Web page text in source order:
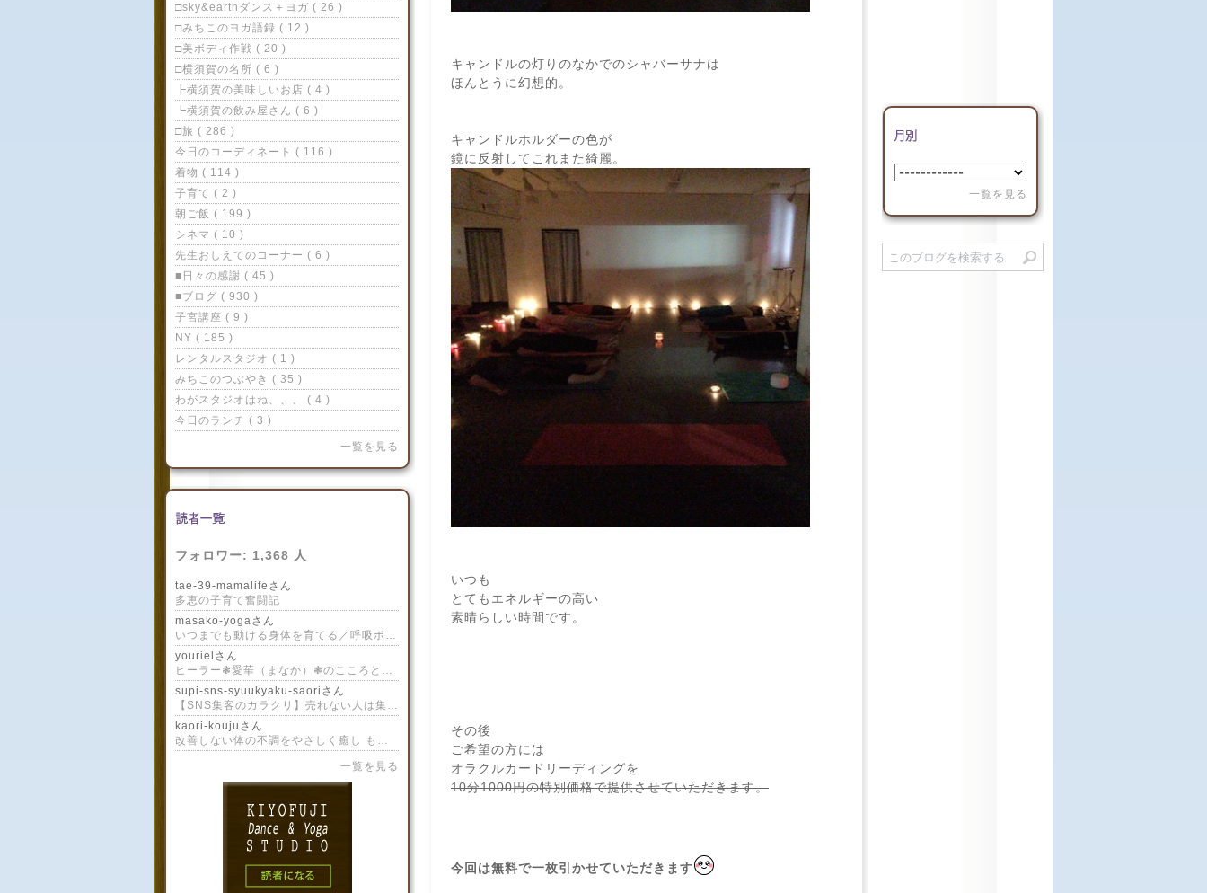
キャンドルの灯りのなかでのシャバーサナは
ほんとうに幻想的。
キャンドルホルダーの色が
鏡に反射してこれまた綺麗。
いつも
とてもエネルギーの高い
素晴らしい時間です。
その後
ご希望の方には
オラクルカードリーディングを
10分1000円の特別価格で提供させていただきます。
今回は無料で一枚引かせていただきます
□sky&earthダンス＋ヨガ ( 26 )
□みちこのヨガ語録 ( 12 )
□美ボディ作戦 ( 20 )
□横須賀の名所 ( 6 )
┣横須賀の美味しいお店 ( 4 )
┗横須賀の飲み屋さん ( 6 )
□旅 ( 286 )
今日のコーディネート ( 116 )
着物 ( 114 )
子育て ( 2 )
朝ご飯 ( 199 )
シネマ ( 10 )
先生おしえてのコーナー ( 6 )
■日々の感謝 ( 45 )
■ブログ ( 930 )
子宮講座 ( 9 )
NY ( 185 )
レンタルスタジオ ( 1 )
みちこのつぶやき ( 35 )
わがスタジオはね、、、 ( 4 )
今日のランチ ( 3 )
一覧を見る
フォロワー: 1,368 人
tae-39-mamalifeさん
多恵の子育て奮闘記
masako-yogaさん
いつまでも動ける身体を育てる／呼吸ボディワーク／姿勢と体幹を整える／40代からのオンライン呼吸ヨガ／よもぎ蒸し
yourielさん
ヒーラー❃愛華（まなか）❃のこころと暮らしのスピリチュアルメモ
supi-sns-syuukyaku-saoriさん
【SNS集客のカラクリ】売れない人は集客に、売れた人はサポートに時間を奪われる。スピリチュアルカウンセラーSNS集客の現実
kaori-koujuさん
改善しない体の不調をやさしく癒し もう一度人生を楽しむための お香 × 潜在意識ヒーリング「 香寿〜kouju〜 」香織のブログ
一覧を見る
一覧を見る